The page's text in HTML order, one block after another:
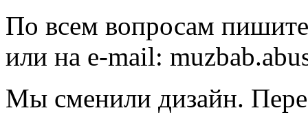
По всем вопросам
или на e-mail:
Мы сменили дизайн.